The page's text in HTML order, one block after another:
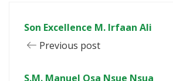
Son Excellence M. Irfaan Ali
Previous post
S.M. Manuel Osa Nsue Nsua